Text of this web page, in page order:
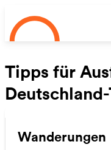
Zum Hauptinhalt
Tipps für
Wanderungen